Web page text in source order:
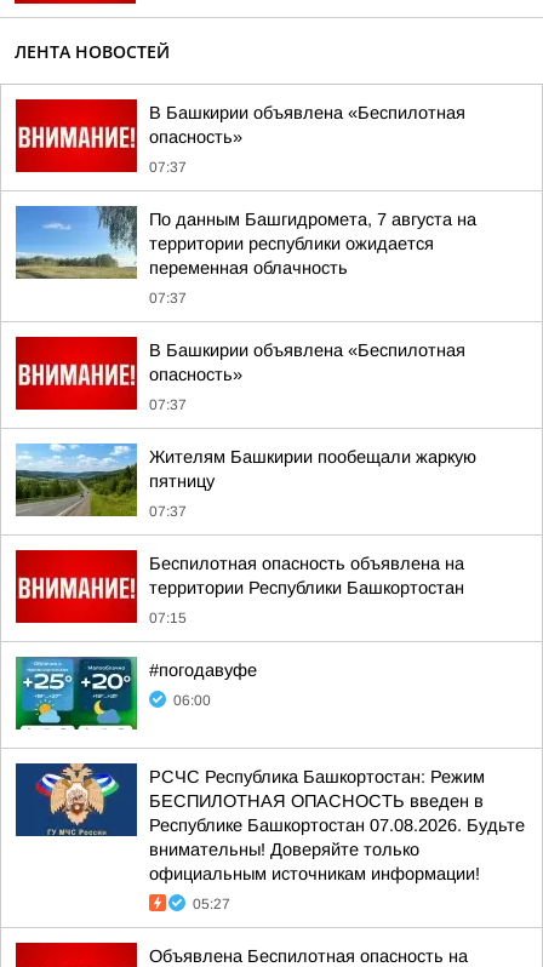
ЛЕНТА НОВОСТЕЙ
В Башкирии объявлена «Беспилотная
опасность»
07:37
По данным Башгидромета, 7 августа на
территории республики ожидается
переменная облачность
07:37
В Башкирии объявлена «Беспилотная
опасность»
07:37
Жителям Башкирии пообещали жаркую
пятницу
07:37
Беспилотная опасность объявлена на
территории Республики Башкортостан
07:15
#погодавуфе
06:00
РСЧС Республика Башкортостан: Режим
БЕСПИЛОТНАЯ ОПАСНОСТЬ введен в
Республике Башкортостан 07.08.2026. Будьте
внимательны! Доверяйте только
официальным источникам информации!
05:27
Объявлена Беспилотная опасность на